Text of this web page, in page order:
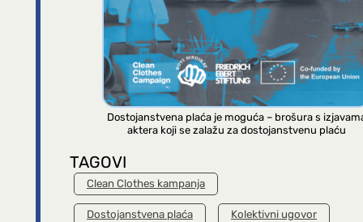
Dostojanstvena plaća je moguća – brošura s
aktera koji se zalažu za dostojanstvenu plaću
TAGOVI
Clean Clothes kampanja
Dostojanstvena plaća Kolektivni ugovor